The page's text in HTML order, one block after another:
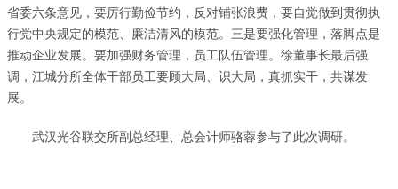
省委六条意见，要厉行勤俭节约，反对铺张浪费，要自觉做到贯彻执
行党中央规定的模范、廉洁清风的模范。三是要强化管理，落脚点是
推动企业发展。要加强财务管理，员工队伍管理。徐董事长最后强
调，江城分所全体干部员工要顾大局、识大局，真抓实干，共谋发
展。
武汉光谷联交所副总经理、总会计师骆蓉参与了此次调研。